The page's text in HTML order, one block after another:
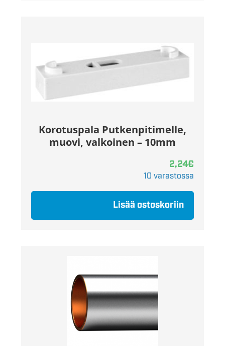
Korotuspala Putkenpitimelle,
muovi, valkoinen – 10mm
2,24€
10 varastossa
Lisää ostoskoriin